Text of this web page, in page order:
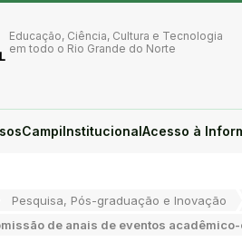
Educação, Ciência, Cultura e Tecnologia
em todo o Rio Grande do Norte
CampiInstitucionalAcesso à
Pesquisa, Pós-graduação e Inovação
de anais de eventos